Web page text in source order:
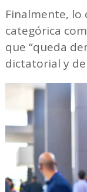
Finalmente, lo
categórica
que “queda
dictatorial y